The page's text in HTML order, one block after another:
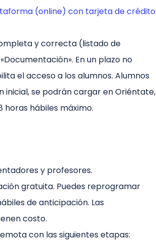
(online) con tarjeta de crédito
y correcta (listado de
En un plazo no
el acceso a los alumnos. Alumnos
inicial, se podrán cargar en Oriéntate,
hábiles máximo.
y profesores.
gratuita. Puedes reprogramar
de anticipación. Las
costo.
con las siguientes etapas: